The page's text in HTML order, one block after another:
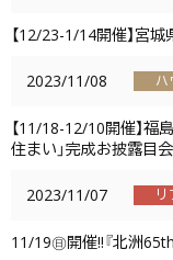
【12/23-1/14開催】宮
2023/11/08 ハ
【11/18-12/10開催】福
住まい」完成お披露目会
2023/11/07
11/19㊐開催!!『北洲